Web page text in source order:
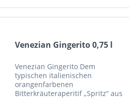
Venezian Gingerito 0,75 l
Venezian Gingerito Dem
typischen italienischen
orangenfarbenen
Bitterkräuteraperitif „Spritz“ aus